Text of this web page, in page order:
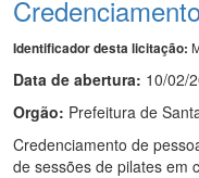
Identificador desta licitação:
Data de abertura: 10/02/
Orgão: Prefeitura de
Credenciamento de
de sessões de pilates em